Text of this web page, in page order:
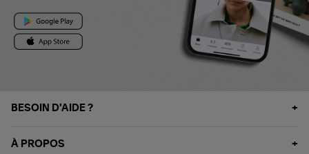
BESOIN D'AIDE ?
À PROPOS